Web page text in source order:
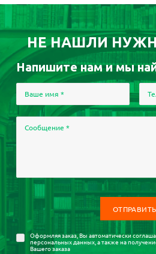
НЕ НАШЛИ
Напишите нам и мы
Ваше имя *
Сообщение *
Оформляя заказ, Вы автоматически
персональных данных, а также на
Вашего заказа